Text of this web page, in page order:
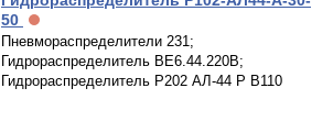
50
Пневмораспределители 231;
Гидрораспределитель ВЕ6.44.220В;
Гидрораспределитель Р202 АЛ-44 Р В110